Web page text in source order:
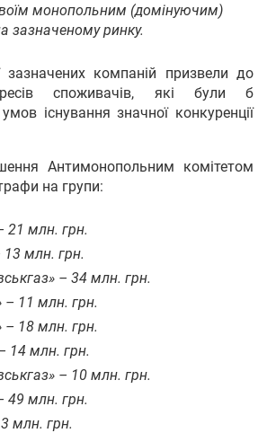
монопольним (домінуючим)
зазначеному ринку.
компаній призвели до
споживачів, які були б
існування значної конкуренції
Антимонопольним комітетом
на групи:
21 млн. грн.
13 млн. грн.
– 34 млн. грн.
– 11 млн. грн.
– 18 млн. грн.
14 млн. грн.
– 10 млн. грн.
49 млн. грн.
млн. грн.